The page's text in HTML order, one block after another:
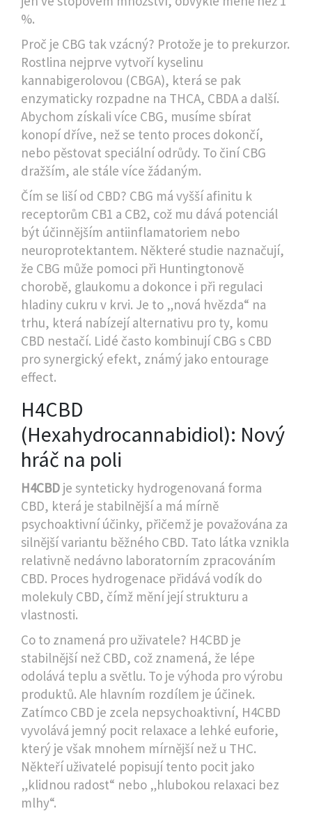
%.
Proč je CBG tak vzácný? Protože je to prekurzor.
Rostlina nejprve vytvoří kyselinu
kannabigerolovou (CBGA), která se pak
enzymaticky rozpadne na THCA, CBDA a další.
Abychom získali více CBG, musíme sbírat
konopí dříve, než se tento proces dokončí,
nebo pěstovat speciální odrůdy. To činí CBG
dražším, ale stále více žádaným.
Čím se liší od CBD? CBG má vyšší afinitu k
receptorům CB1 a CB2, což mu dává potenciál
být účinnějším antiinflamatoriem nebo
neuroprotektantem. Některé studie naznačují,
že CBG může pomoci při Huntingtonově
chorobě, glaukomu a dokonce i při regulaci
hladiny cukru v krvi. Je to „nová hvězda“ na
trhu, která nabízejí alternativu pro ty, komu
CBD nestačí. Lidé často kombinují CBG s CBD
pro synergický efekt, známý jako entourage
effect.
H4CBD
(Hexahydrocannabidiol): Nový
hráč na poli
H4CBD je synteticky hydrogenovaná forma
CBD, která je stabilnější a má mírně
psychoaktivní účinky, přičemž je považována za
silnější variantu běžného CBD. Tato látka vznikla
relativně nedávno laboratorním zpracováním
CBD. Proces hydrogenace přidává vodík do
molekuly CBD, čímž mění její strukturu a
vlastnosti.
Co to znamená pro uživatele? H4CBD je
stabilnější než CBD, což znamená, že lépe
odolává teplu a světlu. To je výhoda pro výrobu
produktů. Ale hlavním rozdílem je účinek.
Zatímco CBD je zcela nepsychoaktivní, H4CBD
vyvolává jemný pocit relaxace a lehké euforie,
který je však mnohem mírnější než u THC.
Někteří uživatelé popisují tento pocit jako
„klidnou radost“ nebo „hlubokou relaxaci bez
mlhy“.